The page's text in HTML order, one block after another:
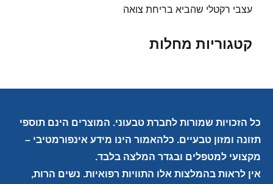
עצבי רקטלי שהביא בריחת צואה
קטגוריות מחלות
כל הזכויות שמורות לחברת טבעוני. המוצרים הינם תוספי
תזונה ומזון טבעיים. כלהאמור הינו מידע אינפורמטיבי –
מקצועי למטפלים ובגדר המלצה בלבד.
אין לראות בהמלצות אלו התוויות רפואיות. נשים הרות,